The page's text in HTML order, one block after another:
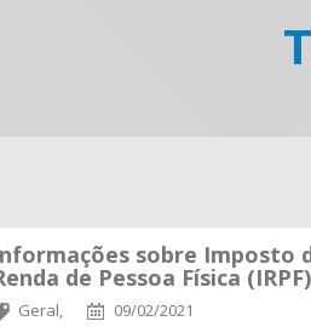
sobre Imposto
de Pessoa Física
Geral,
09/02/2021